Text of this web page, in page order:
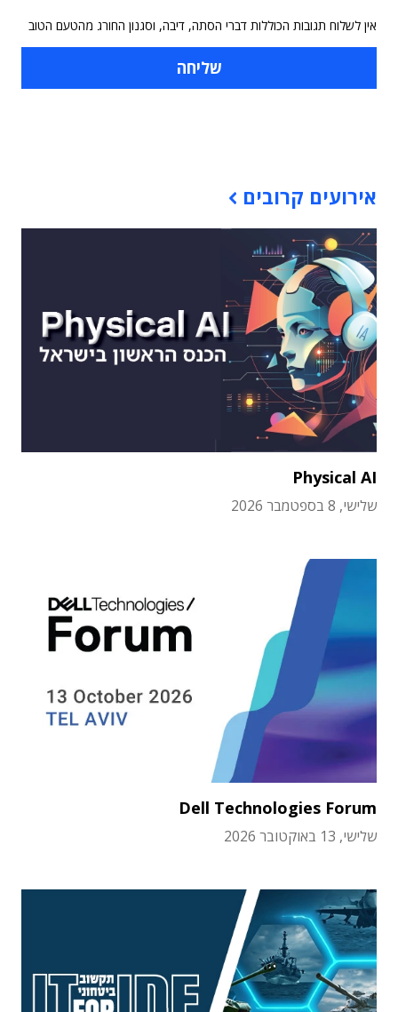
אין לשלוח תגובות הכוללות דברי הסתה, דיבה, וסגנון החורג מהטעם הטוב
אירועים קרובים
Physical AI
שלישי, 8 בספטמבר 2026
Dell Technologies Forum
שלישי, 13 באוקטובר 2026